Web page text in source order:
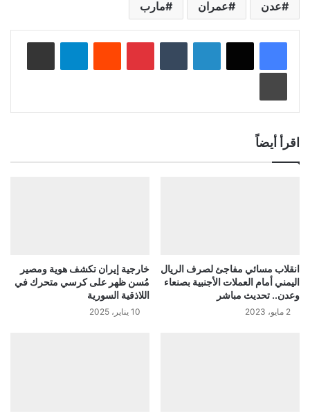
عدن عمران مارب
لينكدإن بينتيريست
اقرأ أيضاً
انقلاب مسائي مفاجئ لصرف الريال
اليمني أمام العملات الأجنبية بصنعاء
وعدن.. تحديث مباشر
2 مايو، 2023
خارجية إيران تكشف هوية ومصير
مُسن ظهر على كرسي متحرك في
اللاذقية السورية
10 يناير، 2025